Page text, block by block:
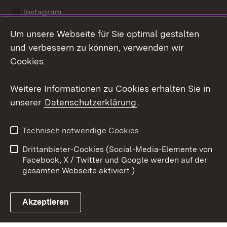
Instagram
Social Wall
Link zum Landesportal
Barrierefreiheit
Benutzungshinweise
Impressum
Cookies
Um unsere Webseite für Sie optimal gestalten
und verbessern zu können, verwenden wir
Cookies.
Weitere Informationen zu Cookies erhalten Sie in
unserer Datenschutzerklärung.
Technisch notwendige Cookies
Drittanbieter-Cookies (Social-Media-Elemente von
Facebook, X / Twitter und Google werden auf der
gesamten Webseite aktiviert.)
Akzeptieren